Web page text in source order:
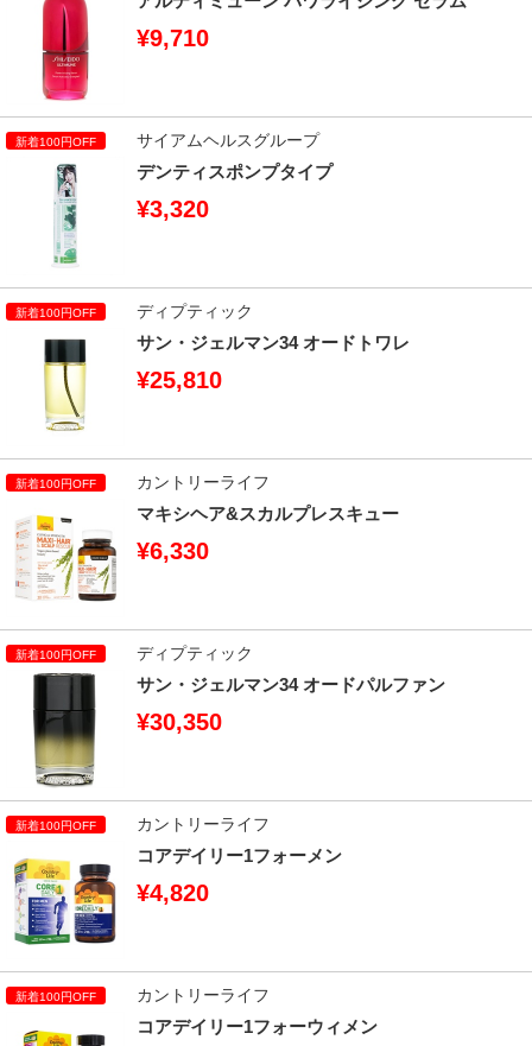
¥9,710
サイアムヘルスグループ
デンティスポンプタイプ
¥3,320
ディプティック
サン・ジェルマン34 オードトワレ
¥25,810
カントリーライフ
マキシヘア&スカルプレスキュー
¥6,330
ディプティック
サン・ジェルマン34 オードパルファン
¥30,350
カントリーライフ
コアデイリー1フォーメン
¥4,820
カントリーライフ
コアデイリー1フォーウィメン